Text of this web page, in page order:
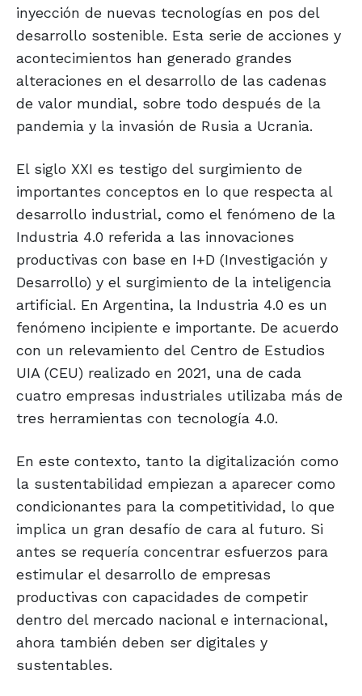
inyección de nuevas tecnologías en pos del
desarrollo sostenible. Esta serie de acciones y
acontecimientos han generado grandes
alteraciones en el desarrollo de las cadenas
de valor mundial, sobre todo después de la
pandemia y la invasión de Rusia a Ucrania.
El siglo XXI es testigo del surgimiento de
importantes conceptos en lo que respecta al
desarrollo industrial, como el fenómeno de la
Industria 4.0 referida a las innovaciones
productivas con base en I+D (Investigación y
Desarrollo) y el surgimiento de la inteligencia
artificial. En Argentina, la Industria 4.0 es un
fenómeno incipiente e importante. De acuerdo
con un relevamiento del Centro de Estudios
UIA (CEU) realizado en 2021, una de cada
cuatro empresas industriales utilizaba más de
tres herramientas con tecnología 4.0.
En este contexto, tanto la digitalización como
la sustentabilidad empiezan a aparecer como
condicionantes para la competitividad, lo que
implica un gran desafío de cara al futuro. Si
antes se requería concentrar esfuerzos para
estimular el desarrollo de empresas
productivas con capacidades de competir
dentro del mercado nacional e internacional,
ahora también deben ser digitales y
sustentables.